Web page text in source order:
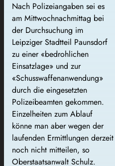
Nach Polizeiangaben sei es
am Mittwochnachmittag bei
der Durchsuchung im
Leipziger Stadtteil Paunsdorf
zu einer «bedrohlichen
Einsatzlage» und zur
«Schusswaffenanwendung»
durch die eingesetzten
Polizeibeamten gekommen.
Einzelheiten zum Ablauf
könne man aber wegen der
laufenden Ermittlungen derzeit
noch nicht mitteilen, so
Oberstaatsanwalt Schulz.